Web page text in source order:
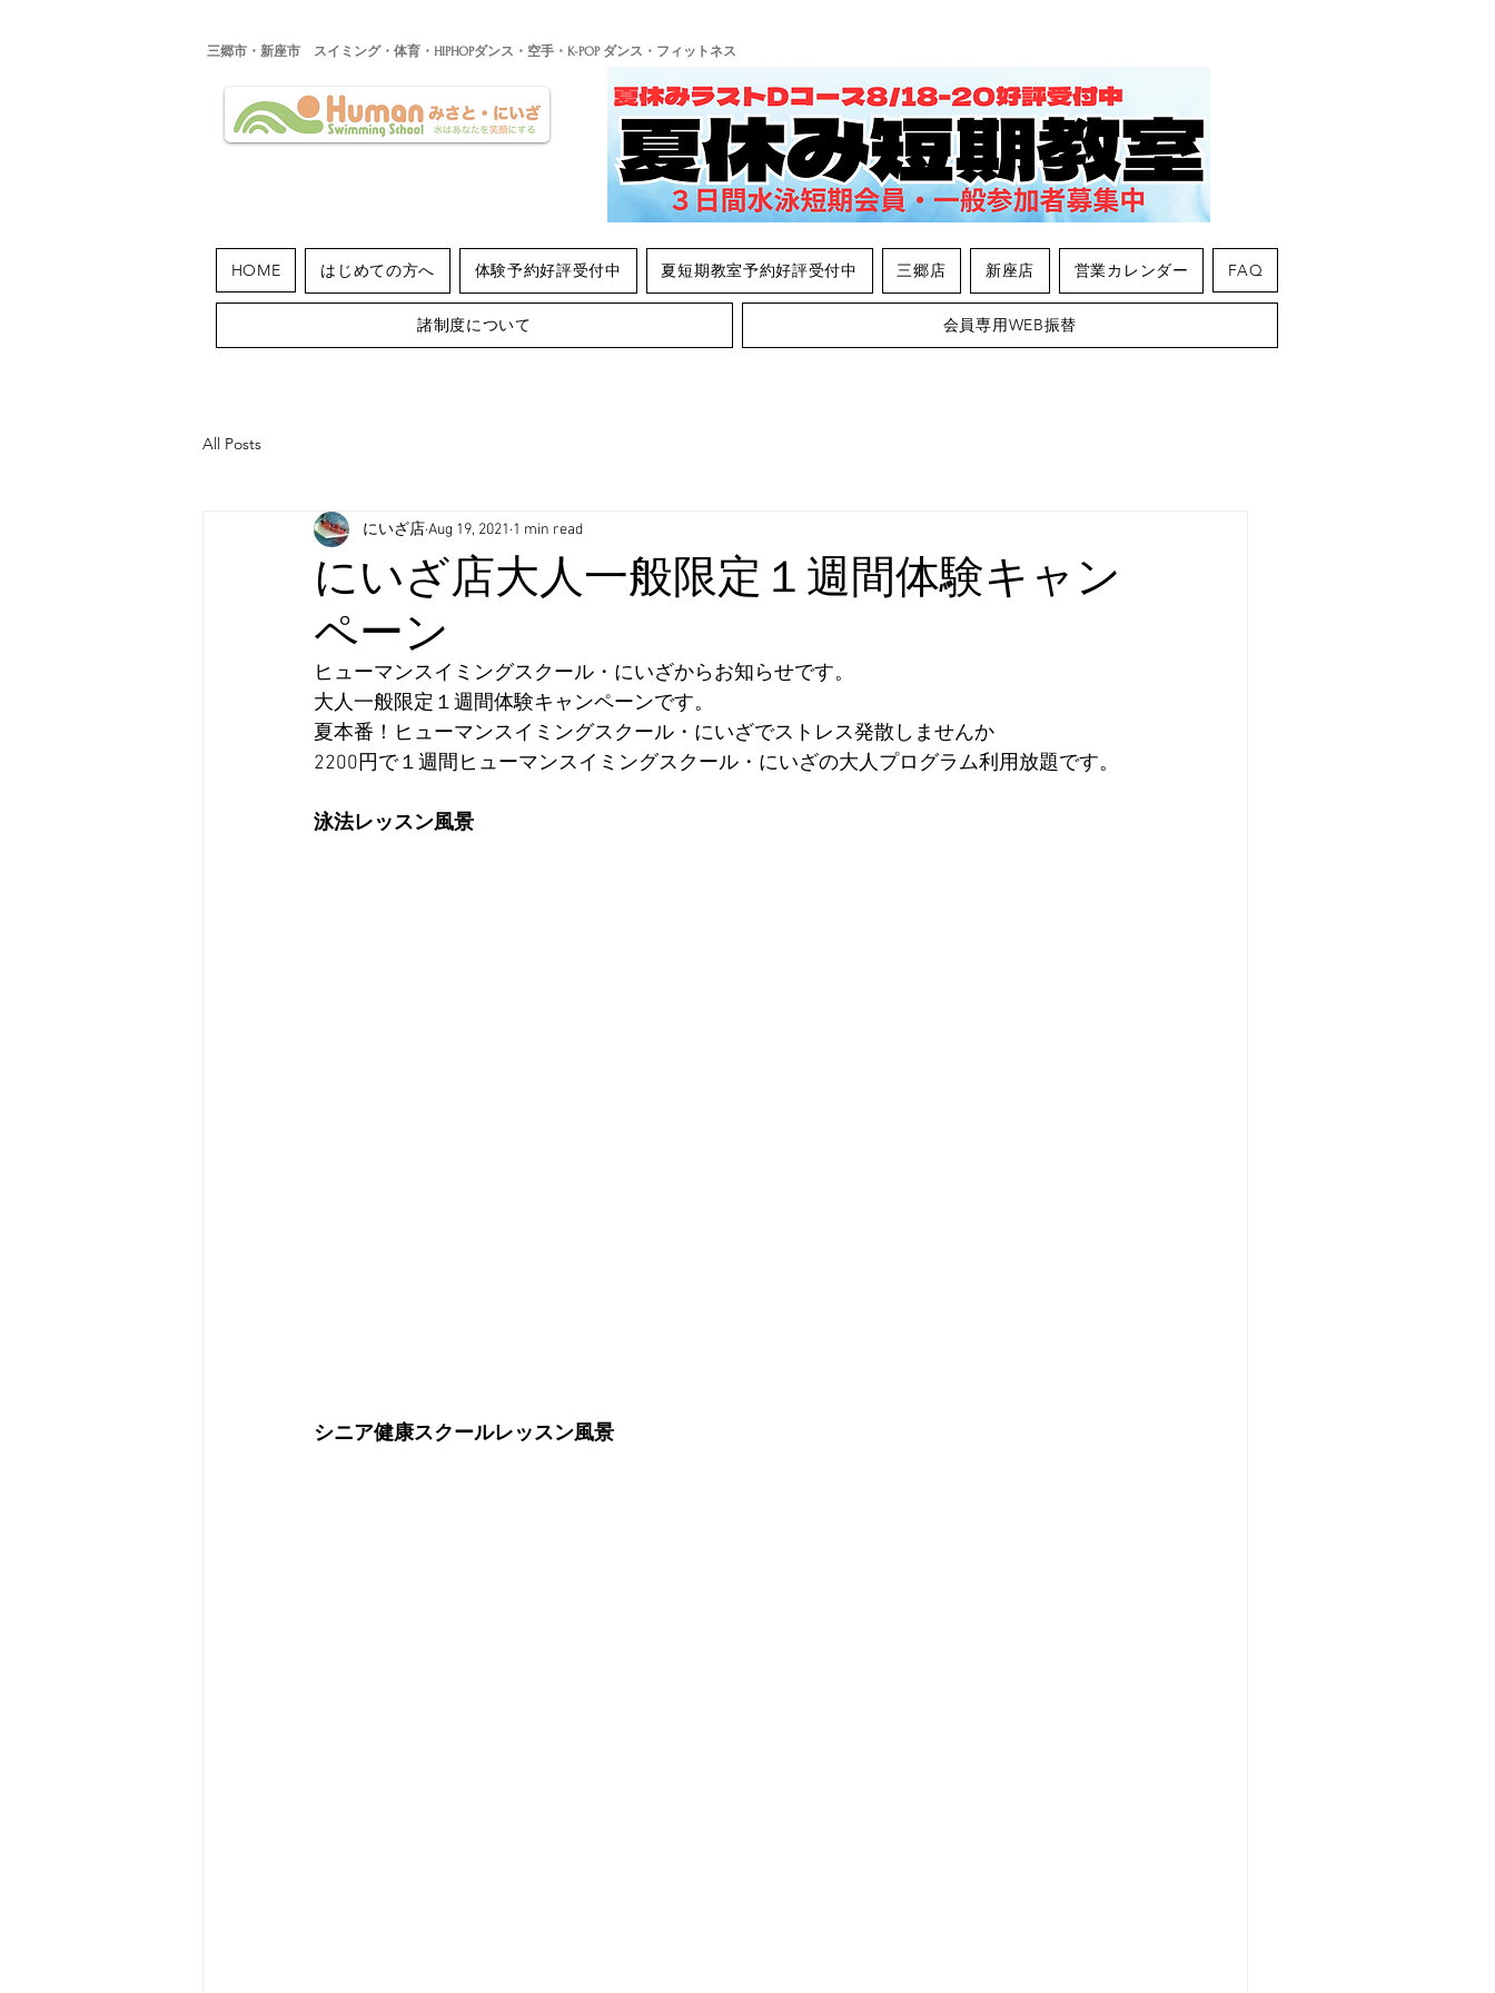
​三郷市・新座市 スイミング・体育・HIPHOPダンス・空手・K-POP ダンス・フィットネス
HOME はじめての方へ 体験予約好評受付中 夏短期教室予約好評受付中 三郷店 新座店 営業カレンダー FAQ
諸制度について 会員専用WEB振替
All Posts
にいざ店大人一般限定１週間体験キャン
ペーン
にいざ店Aug 19, 2021 1 min read
ヒューマンスイミングスクール・にいざからお知らせです。
大人一般限定１週間体験キャンペーンです。
夏本番！ヒューマンスイミングスクール・にいざでストレス発散しませんか
2200円で１週間ヒューマンスイミングスクール・にいざの大人プログラム利用放題です。
泳法レッスン風景
シニア健康スクールレッスン風景